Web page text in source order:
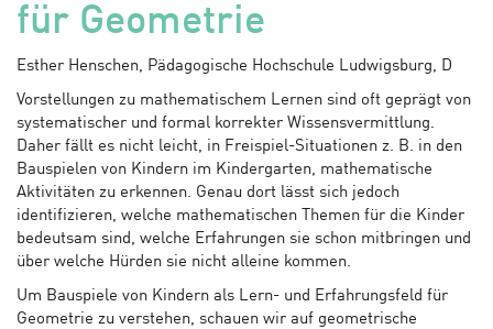
für Geometrie
Esther Henschen, Pädagogische Hochschule Ludwigsburg, D
Vorstellungen zu mathematischem Lernen sind oft geprägt von
systematischer und formal korrekter Wissensvermittlung.
Daher fällt es nicht leicht, in Freispiel-Situationen z. B. in den
Bauspielen von Kindern im Kindergarten, mathematische
Aktivitäten zu erkennen. Genau dort lässt sich jedoch
identifizieren, welche mathematischen Themen für die Kinder
bedeutsam sind, welche Erfahrungen sie schon mitbringen und
über welche Hürden sie nicht alleine kommen.
Um Bauspiele von Kindern als Lern- und Erfahrungsfeld für
Geometrie zu verstehen, schauen wir auf geometrische